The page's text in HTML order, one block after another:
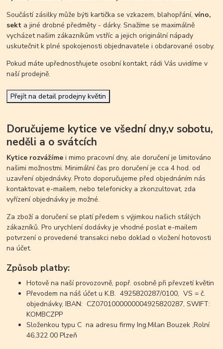
Součástí zásilky může býti kartička se vzkazem, blahopřání,víno,
sekt a jiné drobné předměty - dárky. Snažíme se maximálně
vycházet našim zákazníkům vstříc a jejich originální nápady
uskutečnit k plné spokojenosti objednavatele i obdarované osoby.
Pokud máte upřednostňujete osobní kontakt, rádi Vás uvidíme v
naší prodejně.
Přejít na detail prodejny květin
Doručujeme kytice ve všední dny,v sobotu,
neděli a o svátcích
Kytice rozvážíme i mimo pracovní dny, ale doručení je limitováno
našimi možnostmi. Minimální čas pro doručení je cca 4 hod. od
uzavření objednávky. Proto doporučujeme před objednáním nás
kontaktovat e-mailem, nebo telefonicky a zkonzultovat, zda
vyřízení objednávky je možné.
Za zboží a doručení se platí předem s výjimkou našich stálých
zákazníků. Pro urychlení dodávky je vhodné poslat e-mailem
potvrzení o provedené transakci nebo doklad o vložení hotovosti
na účet.
Způsob platby:
Hotově na naší provozovně, popř. osobně při převzetí květin
Převodem na náš účet u K.B. 4925820287/0100, VS = č.
objednávky, IBAN: CZ0701000000004925820287, SWIFT:
KOMBCZPP
Složenkou typu C na adresu firmy Ing.Milan Bouzek ,Rolní
46,322 00 Plzeň